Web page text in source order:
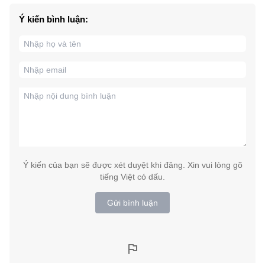
Ý kiến bình luận:
Ý kiến của bạn sẽ được xét duyệt khi đăng. Xin vui lòng gõ
tiếng Việt có dấu.
Gửi bình luận